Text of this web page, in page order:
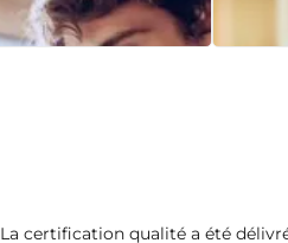
La certification qualité a été